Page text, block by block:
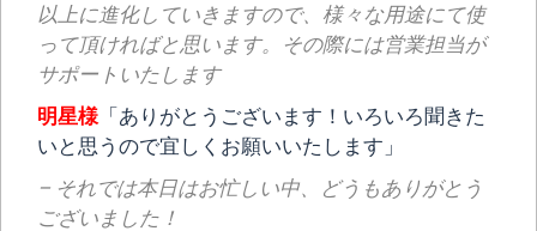
以上に進化していきますので、様々な用途にて使
って頂ければと思います。その際には営業担当が
サポートいたします
明星様 「ありがとうございます！いろいろ聞きた
いと思うので宜しくお願いいたします」
– それでは本日はお忙しい中、どうもありがとう
ございました！